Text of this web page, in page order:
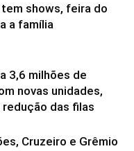
tem shows, feira do
a família
3,6 milhões de
novas unidades,
das filas
Cruzeiro e Grêmio